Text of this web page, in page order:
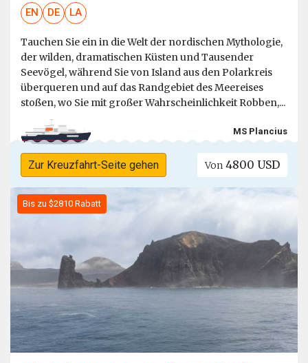
EN DE LA
Tauchen Sie ein in die Welt der nordischen Mythologie,
der wilden, dramatischen Küsten und Tausender
Seevögel, während Sie von Island aus den Polarkreis
überqueren und auf das Randgebiet des Meereises
stoßen, wo Sie mit großer Wahrscheinlichkeit Robben,...
MS Plancius
Zur Kreuzfahrt-Seite gehen Von 4800 USD
Bis zu $2810 Rabatt